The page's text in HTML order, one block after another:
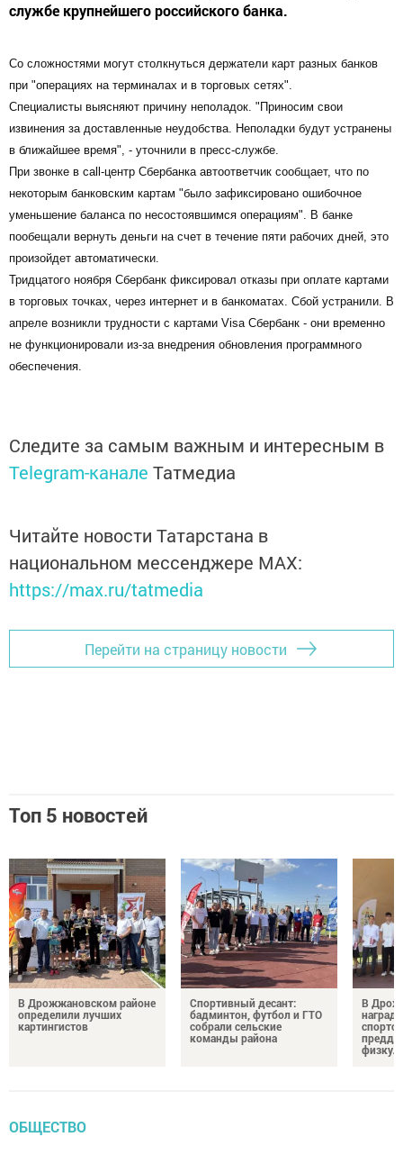
службе крупнейшего российского банка.
Со сложностями могут столкнуться держатели карт разных банков
при "операциях на терминалах и в торговых сетях".
Специалисты выясняют причину неполадок. "Приносим свои
извинения за доставленные неудобства. Неполадки будут устранены
в ближайшее время", - уточнили в пресс-службе.
При звонке в call-центр Сбербанка автоответчик сообщает, что по
некоторым банковским картам "было зафиксировано ошибочное
уменьшение баланса по несостоявшимся операциям". В банке
пообещали вернуть деньги на счет в течение пяти рабочих дней, это
произойдет автоматически.
Тридцатого ноября Сбербанк фиксировал отказы при оплате картами
в торговых точках, через интернет и в банкоматах. Сбой устранили. В
апреле возникли трудности с картами Visa Сбербанк - они временно
не функционировали из-за внедрения обновления программного
обеспечения.
Следите за самым важным и интересным в
Telegram-канале Татмедиа
Читайте новости Татарстана в
национальном мессенджере MАХ:
https://max.ru/tatmedia
Перейти на страницу новости
Топ 5 новостей
В Дрожжановском районе
определили лучших
картингистов
Спортивный десант:
бадминтон, футбол и ГТО
собрали сельские
команды района
В
ОБЩЕСТВО